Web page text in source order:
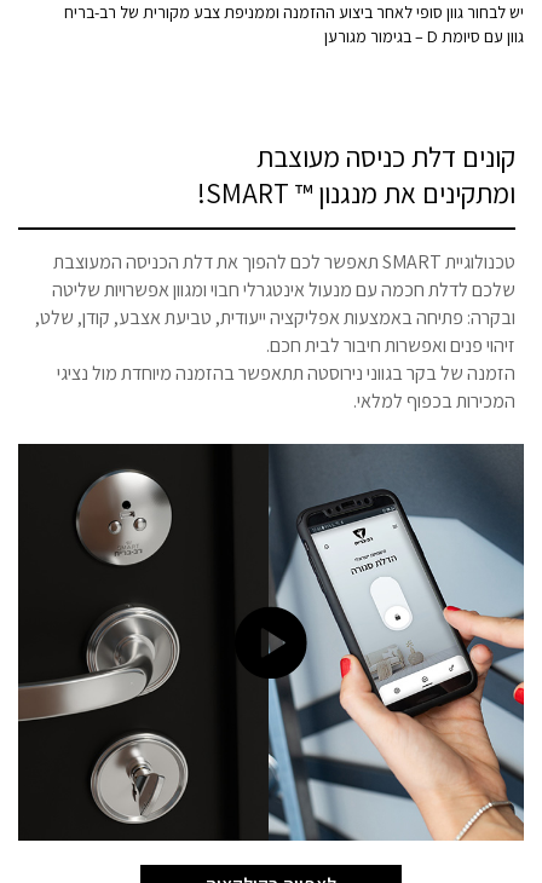
יש לבחור גוון סופי לאחר ביצוע ההזמנה וממניפת צבע מקורית של רב-בריח
גוון עם סיומת D – בגימור מגורען
קונים דלת כניסה מעוצבת
ומתקינים את מנגנון ™ SMART!
טכנולוגיית SMART תאפשר לכם להפוך את דלת הכניסה המעוצבת
שלכם לדלת חכמה עם מנעול אינטגרלי חבוי ומגוון אפשרויות שליטה
ובקרה: פתיחה באמצעות אפליקציה ייעודית, טביעת אצבע, קודן, שלט,
זיהוי פנים ואפשרות חיבור לבית חכם.
הזמנה של בקר בגווני נירוסטה תתאפשר בהזמנה מיוחדת מול נציגי
המכירות בכפוף למלאי.